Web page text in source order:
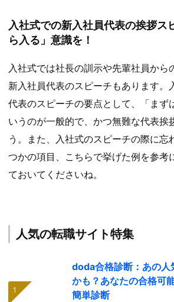
入社式での新入社員代表の挨拶ス
ら入る」意識を！
入社式では社長の訓示や先輩社員から
新入社員代表のスピーチもあります。
代表のスピーチの要点として、「まず
いうのが一般的で、かつ無難な代表挨
う。また、入社式のスピーチの際に忘
つかの項目、こちらで挙げた例を参考
ておいてくださいね。
人気の転職サイト特集
doda合格診断：あの人
かも？あなたの合格可
簡単診断